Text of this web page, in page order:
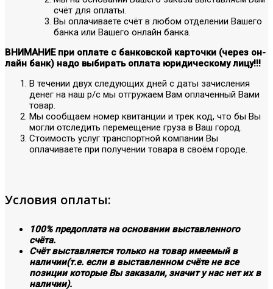
счёт для оплаты.
Вы оплачиваете счёт в любом отделении Вашего
банка или Вашего онлайн банка.
ВНИМАНИЕ при оплате с банковской карточки (через он-
лайн банк) надо выбирать оплата юридическому лицу!!!
В течении двух следующих дней с даты зачисления
денег на наш р/с мы отгружаем Вам оплаченный Вами
товар.
Мы сообщаем номер квитанции и трек код, что бы Вы
могли отследить перемещение груза в Ваш город.
Стоимость услуг транспортной компании Вы
оплачиваете при получении товара в своём городе.
Условия оплаты:
100% предоплата на основании выставленного
счёта.
Счёт выставляется только на товар имеемый в
наличии(т.е. если в выставленном счёте не все
позиции которые Вы заказали, значит у нас нет их в
наличии).